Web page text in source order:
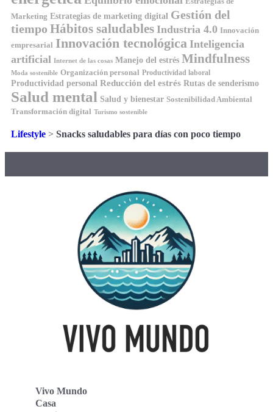
Marketing Estrategias de marketing digital Gestión del
tiempo Hábitos saludables Industria 4.0 Innovación
empresarial Innovación tecnológica Inteligencia
artificial Internet de las cosas Manejo del estrés Mindfulness
Moda sostenible Organización personal Productividad laboral
Productividad personal Reducción del estrés Rutas de senderismo
Salud mental Salud y bienestar Sostenibilidad Ambiental
Transformación digital Turismo sostenible
Lifestyle > Snacks saludables para días con poco tiempo
Vivo Mundo
Casa